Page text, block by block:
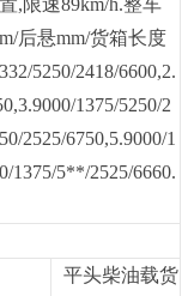
,限速89km/h.整车
后悬mm/货箱长度
5250/2418/6600,2.
1375/5250/2
2525/6750,5.9000/1
1375/5**/2525/6660.
平头柴油载货